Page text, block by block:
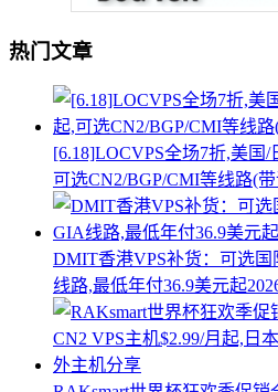
热门文章
[6.18]LOCVPS全场7折,美国
可选CN2/BGP/CMI等线路(
DMIT香港VPS补货：可选
线路,最低年付36.9美元起